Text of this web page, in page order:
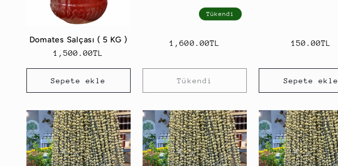
i
y
o
n
Domates Salçası ( 5 KG )
Normal
1,500.00TL
Sepete ekle
Tükendi
Normal
1,600.00TL
Tükendi
Normal
150.00TL
Sepete ekle